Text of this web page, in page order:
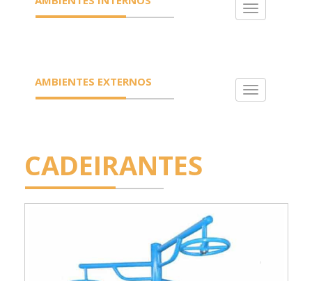
Toggle
AMBIENTES EXTERNOS
Toggle
CADEIRANTES